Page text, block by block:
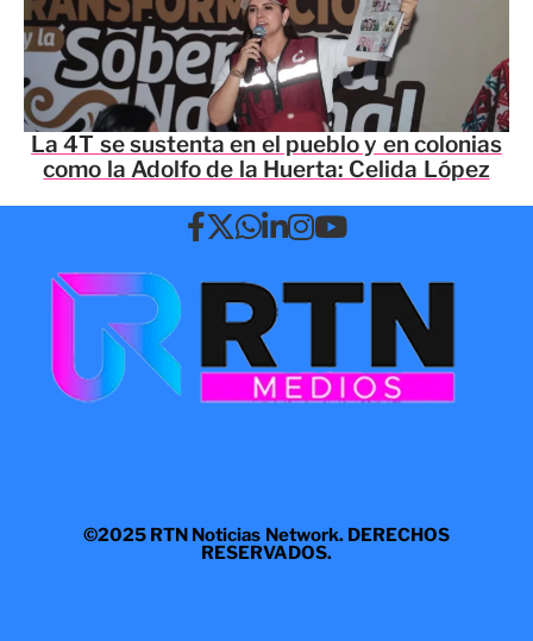
La 4T se sustenta en el pueblo y en colonias
como la Adolfo de la Huerta: Celida López
©2025 RTN Noticias Network. DERECHOS
RESERVADOS.